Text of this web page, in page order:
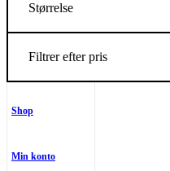
Størrelse
Filtrer efter pris
Shop
Min konto